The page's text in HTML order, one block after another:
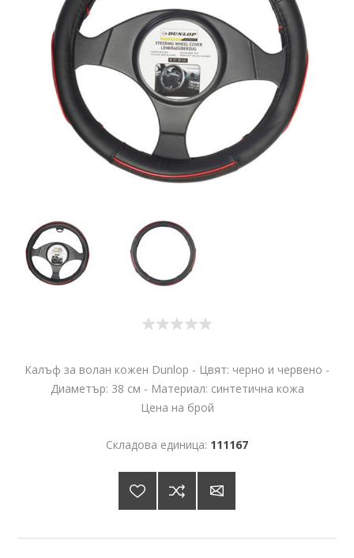
Калъф за волан кожен Dunlop - Цвят: черно и червено -
Диаметър: 38 см - Материал: синтетична кожа
Цена на брой
Складова единица: 111167